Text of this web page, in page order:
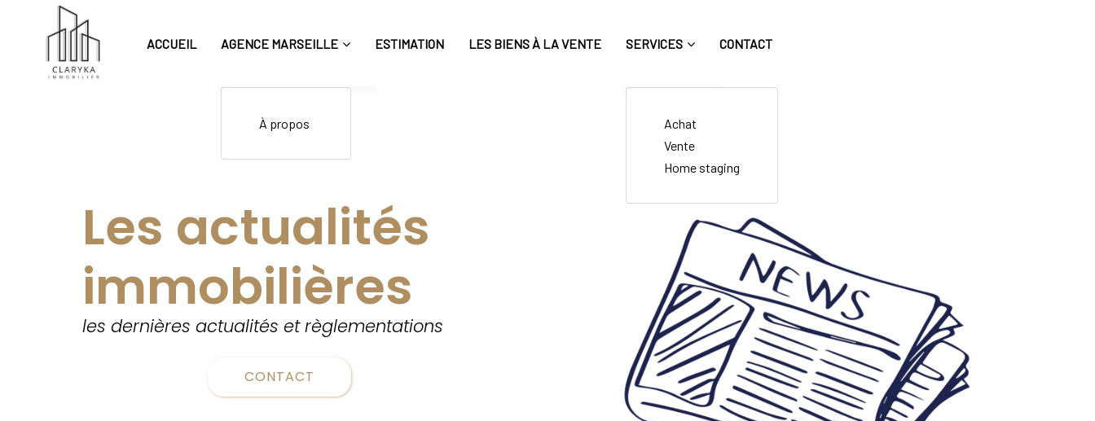
ACCUEIL AGENCE MARSEILLE
À propos
ESTIMATION LES BIENS À LA VENTE SERVICES
Achat
Vente
Home staging
CONTACT
Les actualités
immobilières
les dernières actualités et règlementations
CONTACT